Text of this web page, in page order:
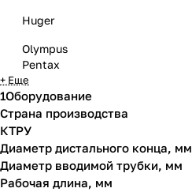
Huger
Olympus
Pentax
+ Еще
1Оборудование
Страна производства
КТРУ
Диаметр дистального конца, мм
Диаметр вводимой трубки, мм
Рабочая длина, мм